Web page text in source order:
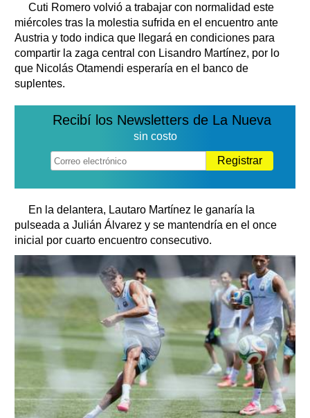
Cuti Romero volvió a trabajar con normalidad este
miércoles tras la molestia sufrida en el encuentro ante
Austria y todo indica que llegará en condiciones para
compartir la zaga central con Lisandro Martínez, por lo
que Nicolás Otamendi esperaría en el banco de
suplentes.
Recibí los Newsletters de La Nueva
sin costo
Registrar
En la delantera, Lautaro Martínez le ganaría la
pulseada a Julián Álvarez y se mantendría en el once
inicial por cuarto encuentro consecutivo.